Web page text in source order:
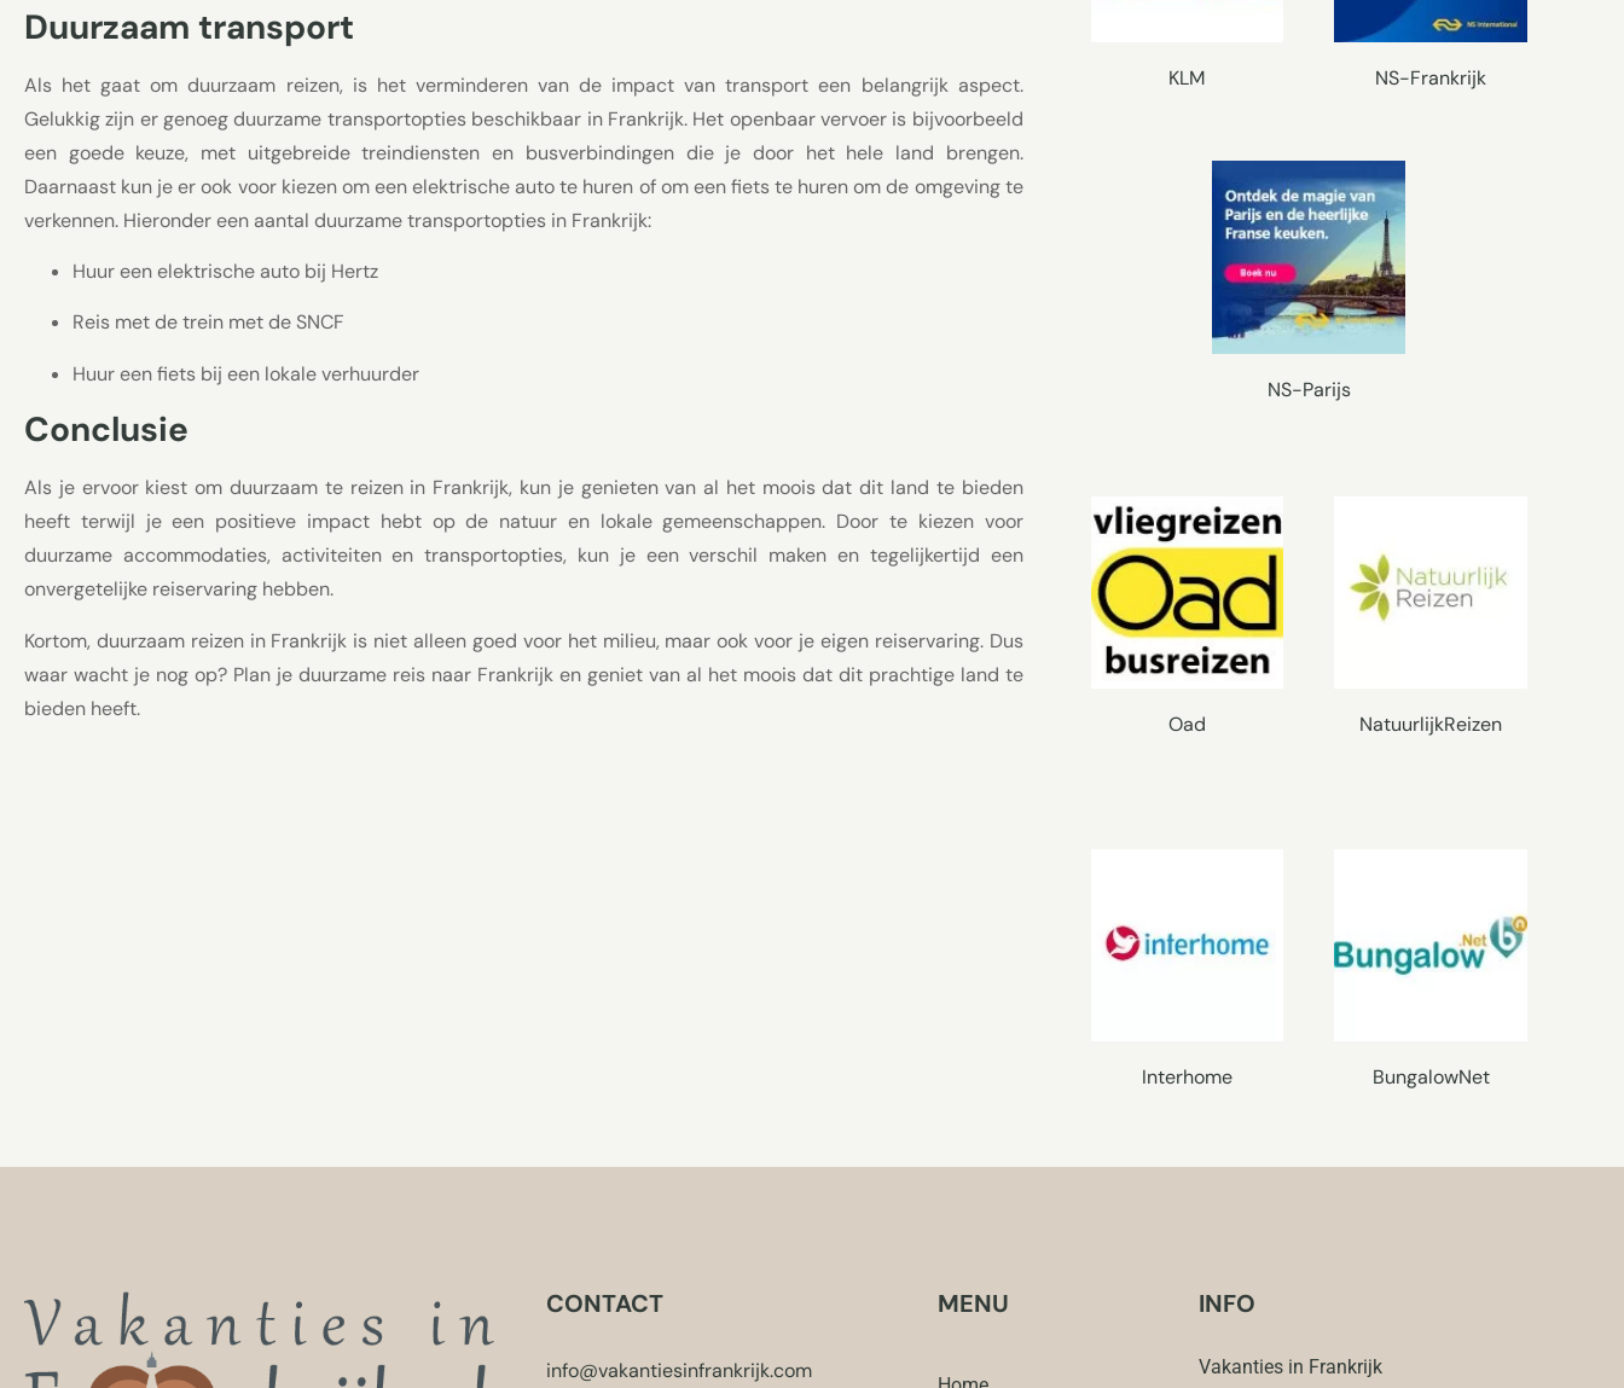
Duurzaam transport
Als het gaat om duurzaam reizen, is het verminderen van de impact van transport een belangrijk aspect.
Gelukkig zijn er genoeg duurzame transportopties beschikbaar in Frankrijk. Het openbaar vervoer is bijvoorbeeld
een goede keuze, met uitgebreide treindiensten en busverbindingen die je door het hele land brengen.
Daarnaast kun je er ook voor kiezen om een elektrische auto te huren of om een fiets te huren om de omgeving te
verkennen. Hieronder een aantal duurzame transportopties in Frankrijk:
Huur een elektrische auto bij Hertz
Reis met de trein met de SNCF
Huur een fiets bij een lokale verhuurder
Conclusie
Als je ervoor kiest om duurzaam te reizen in Frankrijk, kun je genieten van al het moois dat dit land te bieden
heeft terwijl je een positieve impact hebt op de natuur en lokale gemeenschappen. Door te kiezen voor
duurzame accommodaties, activiteiten en transportopties, kun je een verschil maken en tegelijkertijd een
onvergetelijke reiservaring hebben.
Kortom, duurzaam reizen in Frankrijk is niet alleen goed voor het milieu, maar ook voor je eigen reiservaring. Dus
waar wacht je nog op? Plan je duurzame reis naar Frankrijk en geniet van al het moois dat dit prachtige land te
bieden heeft.
KLM NS-Frankrijk
NS-Parijs
Oad NatuurlijkReizen
Interhome BungalowNet
CONTACT
info@vakantiesinfrankrijk.com
MENU INFO
Vakanties in Frankrijk